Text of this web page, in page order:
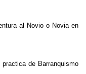
al Novio o Novia en
de Barranquismo